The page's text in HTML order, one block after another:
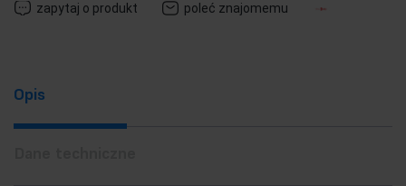
zapytaj o produkt poleć znajomemu
Opis